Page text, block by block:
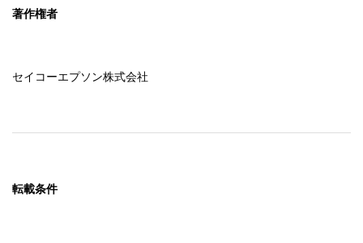
著作権者
セイコーエプソン株式会社
転載条件